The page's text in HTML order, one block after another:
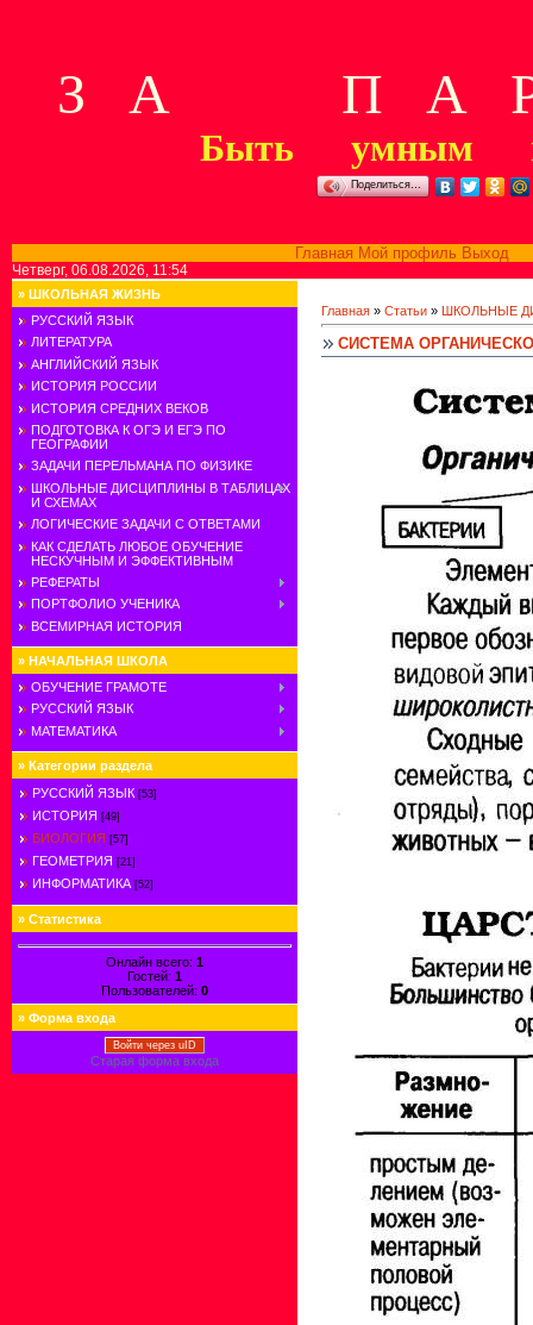
З А П А Р
Быть умным
Поделиться…
Главная Мой профиль Выход
Четверг, 06.08.2026, 11:54
» ШКОЛЬНАЯ ЖИЗНЬ
РУССКИЙ ЯЗЫК
ЛИТЕРАТУРА
АНГЛИЙСКИЙ ЯЗЫК
ИСТОРИЯ РОССИИ
ИСТОРИЯ СРЕДНИХ ВЕКОВ
ПОДГОТОВКА К ОГЭ И ЕГЭ ПО
ГЕОГРАФИИ
ЗАДАЧИ ПЕРЕЛЬМАНА ПО ФИЗИКЕ
ШКОЛЬНЫЕ ДИСЦИПЛИНЫ В ТАБЛИЦАХ
И СХЕМАХ
ЛОГИЧЕСКИЕ ЗАДАЧИ С ОТВЕТАМИ
КАК СДЕЛАТЬ ЛЮБОЕ ОБУЧЕНИЕ
НЕСКУЧНЫМ И ЭФФЕКТИВНЫМ
РЕФЕРАТЫ
ПОРТФОЛИО УЧЕНИКА
ВСЕМИРНАЯ ИСТОРИЯ
» НАЧАЛЬНАЯ ШКОЛА
ОБУЧЕНИЕ ГРАМОТЕ
РУССКИЙ ЯЗЫК
МАТЕМАТИКА
» Категории раздела
РУССКИЙ ЯЗЫК [53]
ИСТОРИЯ [49]
БИОЛОГИЯ [57]
ГЕОМЕТРИЯ [21]
ИНФОРМАТИКА [52]
» Статистика
Онлайн всего: 1
Гостей: 1
Пользователей: 0
» Форма входа
Войти через uID
Старая форма входа
Главная » Статьи » ШКОЛЬНЫЕ
СИСТЕМА